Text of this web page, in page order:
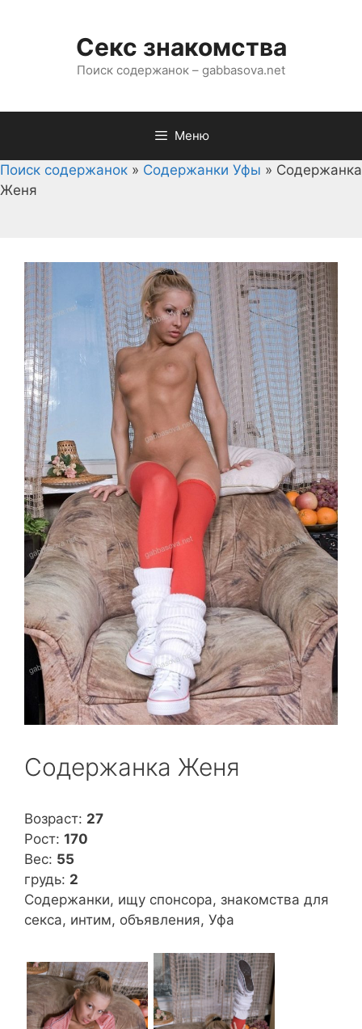
содержимомуСекс знакомства
Поиск содержанок – gabbasova.net
Меню
Поиск содержанок » Содержанки Уфы » Содержанка
Женя
Содержанка Женя
Возраст: 27
Рост: 170
Вес: 55
грудь: 2
Содержанки, ищу спонсора, знакомства для
секса, интим, объявления, Уфа